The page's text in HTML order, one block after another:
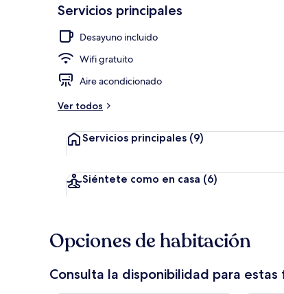
Servicios principales
Desayuno incluido
Wifi gratuito
Aire acondicionado
Ver todos
Servicios principales (9)
Siéntete como en casa (6)
Opciones de habitación
Consulta la disponibilidad para estas